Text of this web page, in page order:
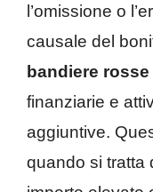
l’omissione o
causale del
bandiere rosse
finanziarie e
aggiuntive.
quando si tratta